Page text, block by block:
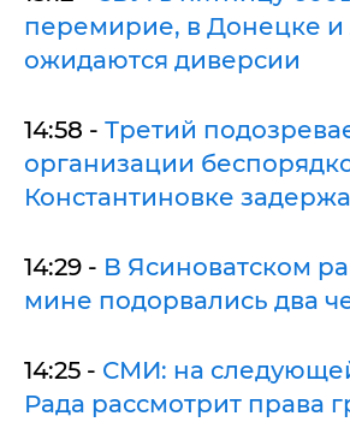
перемирие, в Донецке и
ожидаются диверсии
14:58 - Третий
организации
Константиновке
14:29 - В Ясиноватском
мине подорвались два
14:25 - СМИ: на
Рада рассмотрит права